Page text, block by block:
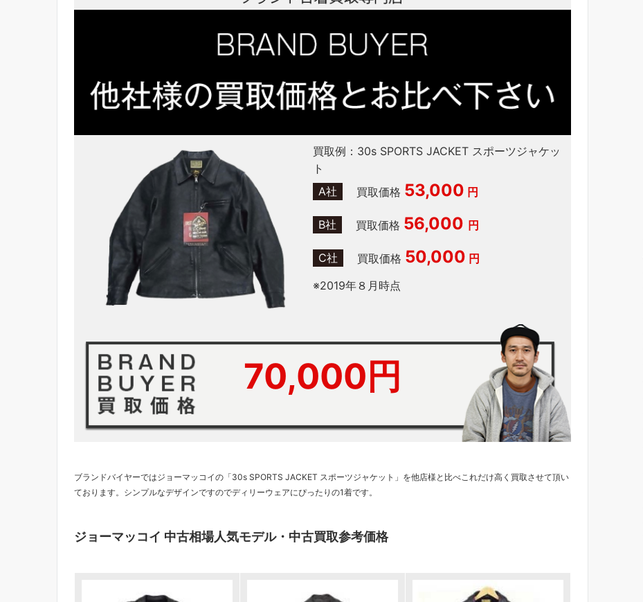
買取例：30s SPORTS JACKET スポーツジャケッ
ト
A社
買取価格 53,000 円
B社 買取価格 56,000 円
C社 買取価格 50,000 円
※2019年８月時点
70,000円
ブランドバイヤーではジョーマッコイの「30s SPORTS JACKET スポーツジャケット」を他店様と比べこれだけ高く買取させて頂い
ております。シンプルなデザインですのでディリーウェアにぴったりの1着です。
ジョーマッコイ 中古相場人気モデル・中古買取参考価格